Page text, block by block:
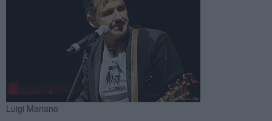
Luigi Mariano